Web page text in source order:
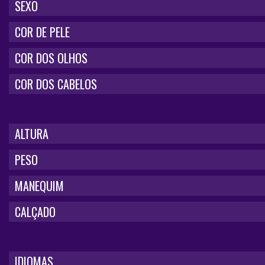
SEXO
COR DE PELE
COR DOS OLHOS
COR DOS CABELOS
ALTURA
PESO
MANEQUIM
CALÇADO